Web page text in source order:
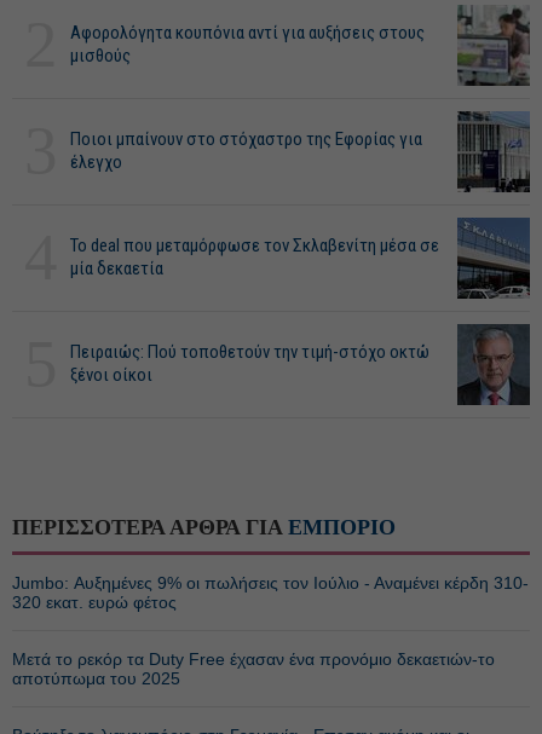
Αφορολόγητα κουπόνια αντί για αυξήσεις στους
μισθούς
Ποιοι μπαίνουν στο στόχαστρο της Εφορίας για
έλεγχο
Το deal που μεταμόρφωσε τον Σκλαβενίτη μέσα σε
μία δεκαετία
Πειραιώς: Πού τοποθετούν την τιμή-στόχο οκτώ
ξένοι οίκοι
ΠΕΡΙΣΣΟΤΕΡΑ ΑΡΘΡΑ ΓΙΑ ΕΜΠΟΡΙΟ
Jumbo: Αυξημένες 9% οι πωλήσεις τον Ιούλιο - Αναμένει κέρδη 310-
320 εκατ. ευρώ φέτος
Μετά το ρεκόρ τα Duty Free έχασαν ένα προνόμιο δεκαετιών-το
αποτύπωμα του 2025